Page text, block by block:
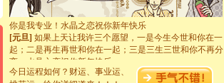
断电。爱你是我职业，想你是我事业，抱你是我特长，吻
你是我专业！水晶之恋祝你新年快乐
[元旦]如果上天让我许三个愿望，一是今生今世和你在一
起；二是再生再世和你在一起；三是三生三世和你不再分
离。水晶之恋祝你新年快乐
[元旦]当我狠下心扭头离去那一刻，你在我身后无助地哭
泣，这痛楚让我明白我多么爱你。我转身抱住你：这猪不
今日运程如何？财运、事业运、